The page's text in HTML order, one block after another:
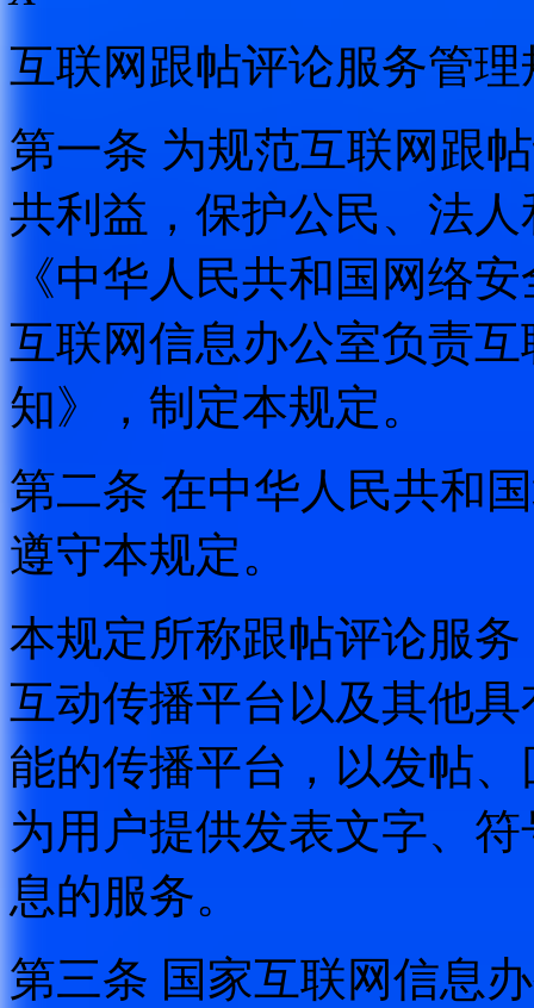
互联网跟帖评论服务管理
第一条 为规范互联网跟
共利益，保护公民、法
《中华人民共和国网络
互联网信息办公室负责
知》，制定本规定。
第二条 在中华人民共和
遵守本规定。
本规定所称跟帖评论服
互动传播平台以及其他
能的传播平台，以发帖
为用户提供发表文字、
息的服务。
第三条 国家互联网信息